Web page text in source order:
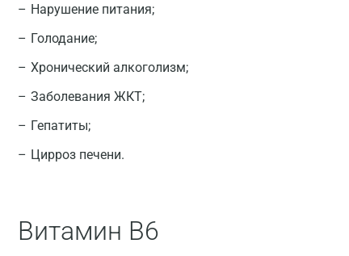
Нарушение питания;
Голодание;
Хронический алкоголизм;
Заболевания ЖКТ;
Гепатиты;
Цирроз печени.
Витамин В6